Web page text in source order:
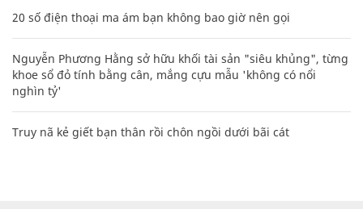
20 số điện thoại ma ám bạn không bao giờ nên gọi
Nguyễn Phương Hằng sở hữu khối tài sản "siêu khủng", từng
khoe sổ đỏ tính bằng cân, mắng cựu mẫu 'không có nổi
nghìn tỷ'
Truy nã kẻ giết bạn thân rồi chôn ngồi dưới bãi cát